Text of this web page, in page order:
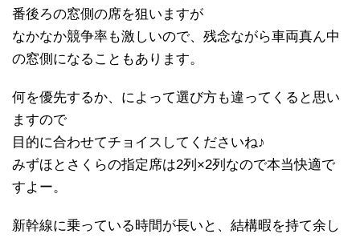
番後ろの窓側の席を狙いますが
なかなか競争率も激しいので、残念ながら車両真ん中
の窓側になることもあります。
何を優先するか、によって選び方も違ってくると思い
ますので
目的に合わせてチョイスしてくださいね♪
みずほとさくらの指定席は2列×2列なので本当快適で
すよー。
新幹線に乗っている時間が長いと、結構暇を持て余し